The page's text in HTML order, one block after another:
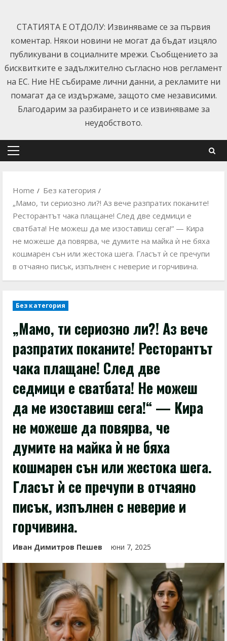
content
СТАТИЯТА Е ОТДОЛУ: Извиняваме се за първия
коментар. Някои новини не могат да бъдат изцяло
публикувани в социалните мрежи. Съобщението за
бисквитките е задължително съгласно нов регламент
на ЕС. Ние НЕ събираме лични данни, а рекламите ни
помагат да се издържаме, защото сме независими.
Благодарим за разбирането и се извиняваме за
неудобството.
Primary
Home
Без категория
„Мамо, ти сериозно ли?! Аз вече разпратих поканите!
Ресторантът чака плащане! След две седмици е
сватбата! Не можеш да ме изоставиш сега!“ — Кира
не можеше да повярва, че думите на майка ѝ не бяха
кошмарен сън или жестока шега. Гласът ѝ се пречупи
в отчаяно писък, изпълнен с неверие и горчивина.
Без категория
„Мамо, ти сериозно ли?! Аз вече
разпратих поканите! Ресторантът
чака плащане! След две
седмици е сватбата! Не можеш
да ме изоставиш сега!“ — Кира
не можеше да повярва, че
думите на майка ѝ не бяха
кошмарен сън или жестока шега.
Гласът ѝ се пречупи в отчаяно
писък, изпълнен с неверие и
горчивина.
Иван Димитров Пешев юни 7, 2025